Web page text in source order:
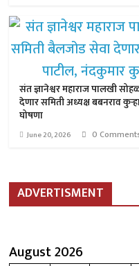
संत ज्ञानेश्वर महाराज पालखी
देणार समिती अध्यक्ष बबनराव
घोषणा
June 20, 2026 0
ADVERTISMENT
August 2026